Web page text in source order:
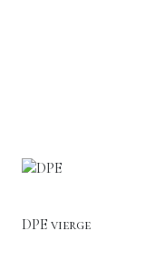
DPE vierge